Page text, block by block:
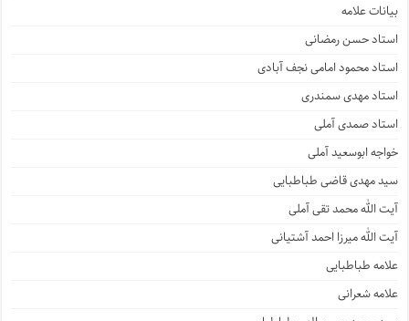
بیانات علامه
استاد حسن رمضانی
استاد محمود امامی نجف آبادی
استاد مهدی سمندری
استاد صمدی آملی
خواجه ابوسعید آملی
سید مهدی قاضی طباطبایی
آیت الله محمد تقی آملی
آیت الله میرزا احمد آشتیانی
علامه طباطبایی
علامه شعرانی